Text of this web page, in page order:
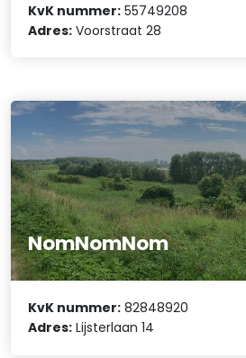
KvK nummer: 55749208
Adres: Voorstraat 28
NomNomNom
KvK nummer: 82848920
Adres: Lijsterlaan 14